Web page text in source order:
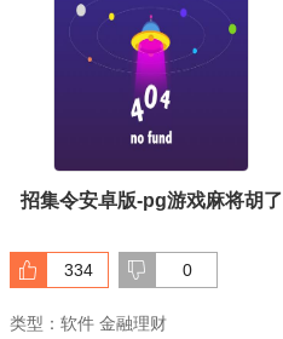
招集令安卓版-pg游戏麻将胡了
334 0
类型：软件 金融理财